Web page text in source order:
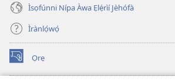
Ìsọfúnni Nípa Àwa Ẹlẹ́rìí Jèhófà
Ìrànlọ́wọ́
Ọrẹ
(opens
new